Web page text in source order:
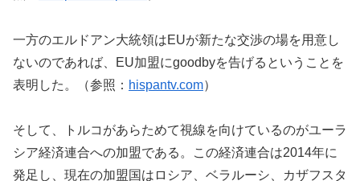
一方のエルドアン大統領はEUが新たな交渉の場を用意し
ないのであれば、EU加盟にgoodbyを告げるということを
表明した。（参照： hispantv.com）
そして、トルコがあらためて視線を向けているのがユーラ
シア経済連合への加盟である。この経済連合は2014年に
発足し、現在の加盟国はロシア、ベラルーシ、カザフスタ